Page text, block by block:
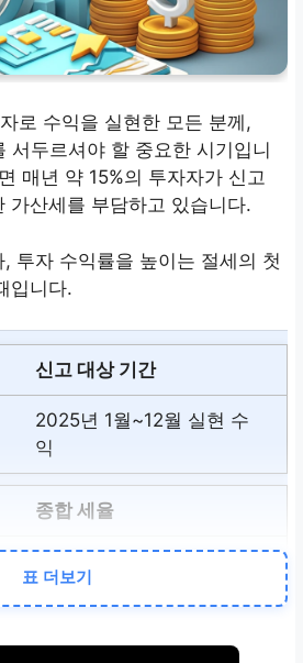
로 수익을 실현한 모든 분께,
서두르셔야 할 중요한 시기입니
매년 약 15%의 투자자가 신고
가산세를 부담하고 있습니다.
투자 수익률을 높이는 절세의 첫
입니다.
신고 대상 기간
2025년 1월~12월 실현 수
익
종합 세율
2%)
기본 공제액
표 더보기